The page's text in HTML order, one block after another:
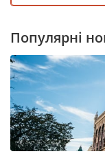
Популярні